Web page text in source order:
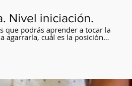
Nivel iniciación.
que podrás aprender a tocar la
agarrarla, cuál es la posición